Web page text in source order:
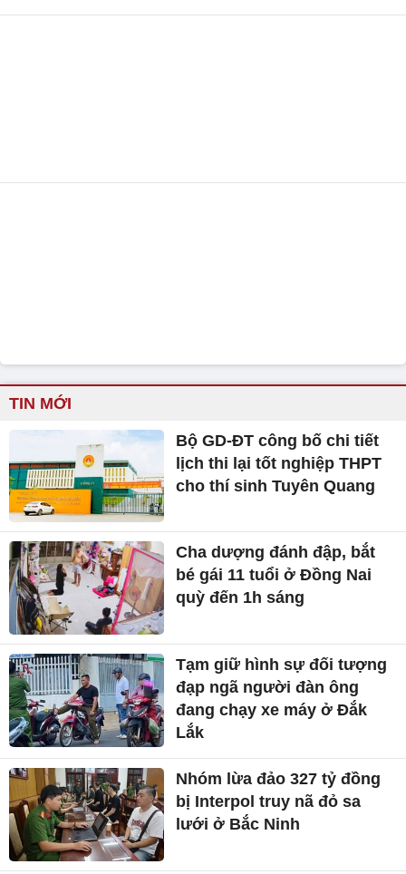
TIN MỚI
Bộ GD-ĐT công bố chi tiết
lịch thi lại tốt nghiệp THPT
cho thí sinh Tuyên Quang
Cha dượng đánh đập, bắt
bé gái 11 tuổi ở Đồng Nai
quỳ đến 1h sáng
Tạm giữ hình sự đối tượng
đạp ngã người đàn ông
đang chạy xe máy ở Đắk
Lắk
Nhóm lừa đảo 327 tỷ đồng
bị Interpol truy nã đỏ sa
lưới ở Bắc Ninh